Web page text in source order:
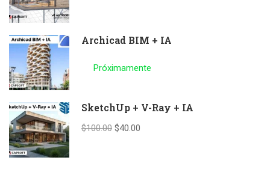
Archicad BIM + IA
Próximamente
SketchUp + V-Ray + IA
$100.00 $40.00